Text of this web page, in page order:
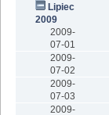
Lipiec
2009
2009-
07-01
2009-
07-02
2009-
07-03
2009-